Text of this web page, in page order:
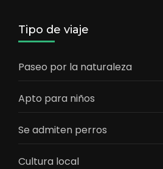
Tipo de viaje
Paseo por la naturaleza
Apto para niños
Se admiten perros
Cultura local